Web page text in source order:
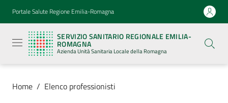
Vai al contenuto
Vai alla navigazione
Vai al footer
Portale Salute Regione Emilia-Romagna
SERVIZIO SANITARIO REGIONALE EMILIA-
ROMAGNA
Azienda Unità Sanitaria Locale della Romagna
Sanitario
Regionale
Emilia-
Romagna
Azienda
Sanitaria
Locale della
Home / Elenco professionisti